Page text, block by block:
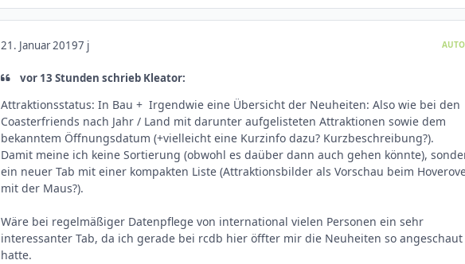
21. Januar 20197 j
vor 13 Stunden schrieb Kleator:
Attraktionsstatus: In Bau + Irgendwie eine Übersicht der Neuheiten: Also wie bei den
Coasterfriends nach Jahr / Land mit darunter aufgelisteten Attraktionen sowie dem
bekanntem Öffnungsdatum (+vielleicht eine Kurzinfo dazu? Kurzbeschreibung?).
Damit meine ich keine Sortierung (obwohl es daüber dann auch gehen könnte),
ein neuer Tab mit einer kompakten Liste (Attraktionsbilder als Vorschau beim
mit der Maus?).
Wäre bei regelmäßiger Datenpflege von international vielen Personen ein sehr
interessanter Tab, da ich gerade bei rcdb hier öffter mir die Neuheiten so angeschaut
hatte.